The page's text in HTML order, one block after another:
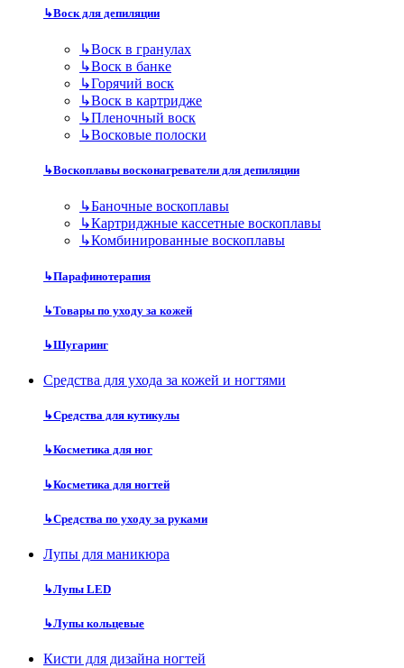
↳Воск для депиляции
↳Воск в гранулах
↳Воск в банке
↳Горячий воск
↳Воск в картридже
↳Пленочный воск
↳Восковые полоски
↳Воскоплавы восконагреватели для депиляции
↳Баночные воскоплавы
↳Картриджные кассетные воскоплавы
↳Комбинированные воскоплавы
↳Парафинотерапия
↳Товары по уходу за кожей
↳Шугаринг
Средства для ухода за кожей и ногтями
↳Средства для кутикулы
↳Косметика для ног
↳Косметика для ногтей
↳Средства по уходу за руками
Лупы для маникюра
↳Лупы LED
↳Лупы кольцевые
Кисти для дизайна ногтей